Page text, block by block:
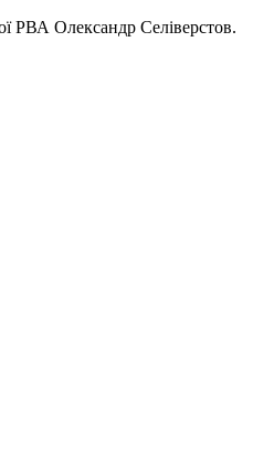
РВА Олександр Селіверстов.